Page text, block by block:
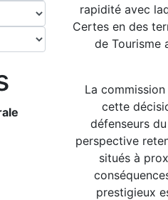
rapidité avec
Certes en des
de Tourisme
La
cette
défenseurs
perspective
situés à
prestigieux